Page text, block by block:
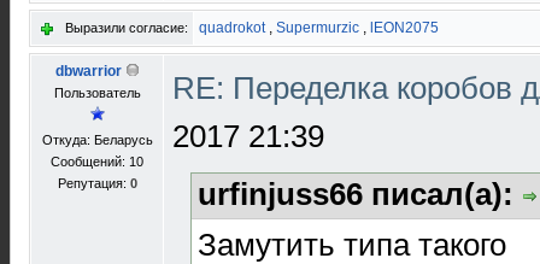
Выразили согласие: quadrokot, Supermurzic , lEON2075
dbwarrior
Пользователь
Откуда: Беларусь
Сообщений: 10
Репутация: 0
RE: Переделка коробов
2017 21:39
urfinjuss66 писал(а):
Замутить типа такого